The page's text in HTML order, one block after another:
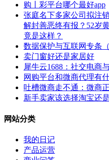
购丨彩平台哪个最好app
张庭名下多家公司拟注
解封善恶终有报？52岁
竟是这样？
数据保护与互联网专条（
卖门窗好还是家居好
犀牛云1688：社交电商
网购平台和微商代理有
吐槽微商走不通：微商
新手卖家该选择淘宝还
网站分类
我的日记
产品运营